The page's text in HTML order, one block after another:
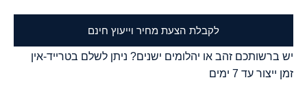
לקבלת הצעת מחיר וייעוץ חינם
יש ברשותכם זהב או יהלומים ישנים? ניתן לשלם בטרייד-אין
זמן ייצור עד 7 ימים